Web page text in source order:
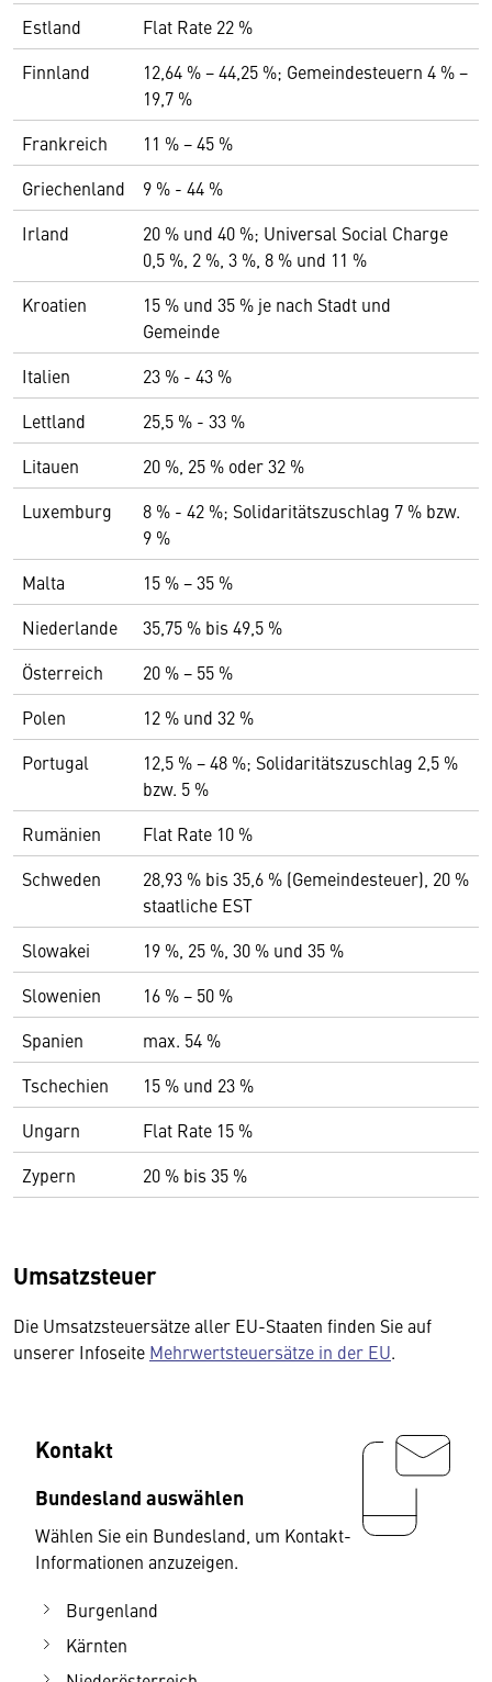
Estland
Flat Rate 22 %
Finnland
12,64 % − 44,25 %; Gemeindesteuern 4 % −
19,7 %
Frankreich
11 % − 45 %
Griechenland
9 % - 44 %
Irland
20 % und 40 %; Universal Social Charge
0,5 %, 2 %, 3 %, 8 % und 11 %
Kroatien
15 % und 35 % je nach Stadt und
Gemeinde
Italien
23 % - 43 %
Lettland
25,5 % - 33 %
Litauen
20 %, 25 % oder 32 %
Luxemburg
8 % - 42 %; Solidaritätszuschlag 7 % bzw.
9 %
Malta
15 % − 35 %
Niederlande
35,75 % bis 49,5 %
Österreich
20 % − 55 %
Polen
12 % und 32 %
Portugal
12,5 % − 48 %; Solidaritätszuschlag 2,5 %
bzw. 5 %
Rumänien
Flat Rate 10 %
Schweden
28,93 % bis 35,6 % (Gemeindesteuer), 20 %
staatliche EST
Slowakei
19 %, 25 %, 30 % und 35 %
Slowenien
16 % − 50 %
Spanien
max. 54 %
Tschechien
15 % und 23 %
Ungarn
Flat Rate 15 %
Zypern
20 % bis 35 %
Umsatzsteuer
Die Umsatzsteuersätze aller EU-Staaten finden Sie auf
unserer Infoseite Mehrwertsteuersätze in der EU.
Kontakt
Bundesland auswählen
Wählen Sie ein Bundesland, um Kontakt-
Informationen anzuzeigen.
Burgenland
Kärnten